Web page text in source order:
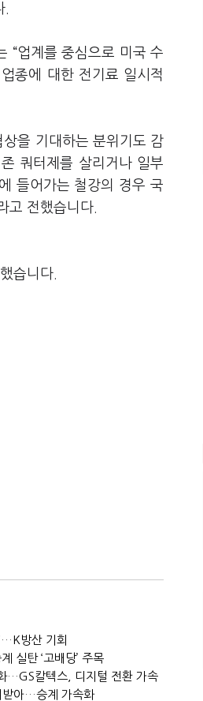
.
“업계를 중심으로 미국 수
종에 대한 전기료 일시적
을 기대하는 분위기도 감
쿼터제를 살리거나 일부
들어가는 철강의 경우 국
고 전했습니다.
습니다.
방산 기회
실탄 ‘고배당’ 주목
…GS칼텍스, 디지털 전환 가속
받아…승계 가속화